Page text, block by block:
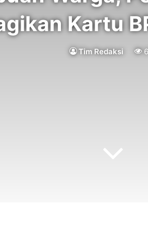
Kartu
Tim Redaksi